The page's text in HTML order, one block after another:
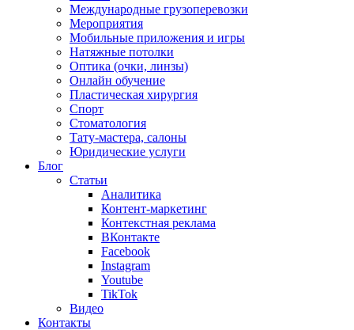
Международные грузоперевозки
Мероприятия
Мобильные приложения и игры
Натяжные потолки
Оптика (очки, линзы)
Онлайн обучение
Пластическая хирургия
Спорт
Стоматология
Тату-мастера, салоны
Юридические услуги
Блог
Статьи
Аналитика
Контент-маркетинг
Контекстная реклама
ВКонтакте
Facebook
Instagram
Youtube
TikTok
Видео
Контакты